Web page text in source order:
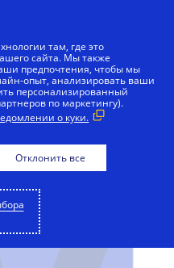
Business Visa
Привилегии
там, где это
сайта. Мы также
предпочтения, чтобы мы
опыт, анализировать ваши
персонализированный
по маркетингу).
о куки.
Отклонить все